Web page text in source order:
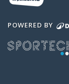
POWERED BY